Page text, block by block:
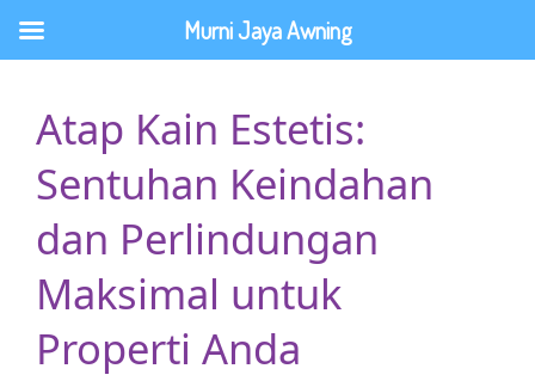
ke
Atap Kain Estetis:
Sentuhan Keindahan
dan Perlindungan
Maksimal untuk
Properti Anda
Murni Jaya Awning